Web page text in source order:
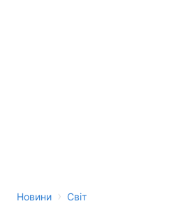
Новини › Світ